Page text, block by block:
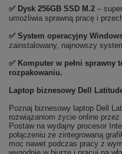
✅ Dysk 256GB SSD M.2 –
umożliwia sprawną pracę i
✅ System operacyjny
zainstalowany, najnowszy
✅ Komputer w pełni
rozpakowaniu.
Laptop biznesowy Dell
Poznaj biznesowy laptop Dell
rozwiązaniom życie online
Postaw na wydajny procesor
połączeniu ze zintegrowaną
moc nawet podczas pracy z